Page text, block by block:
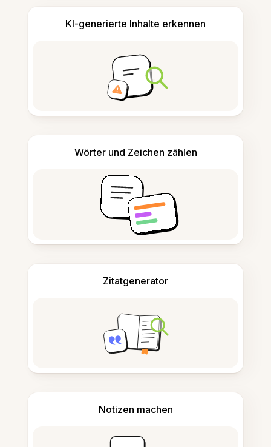
KI-generierte Inhalte erkennen
Wörter und Zeichen zählen
Zitatgenerator
Notizen machen